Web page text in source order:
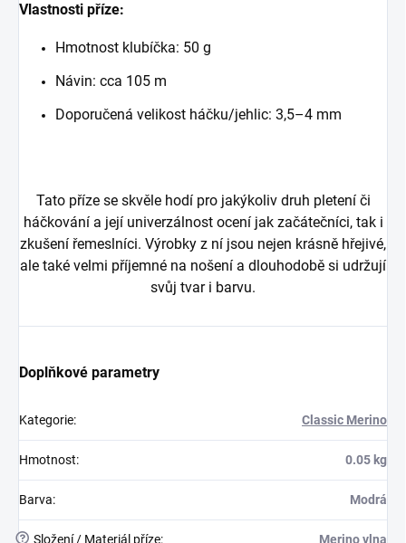
Vlastnosti příze:
Hmotnost klubíčka: 50 g
Návin: cca 105 m
Doporučená velikost háčku/jehlic: 3,5–4 mm
Tato příze se skvěle hodí pro jakýkoliv druh pletení či
háčkování a její univerzálnost ocení jak začátečníci, tak i
zkušení řemeslníci. Výrobky z ní jsou nejen krásně hřejivé,
ale také velmi příjemné na nošení a dlouhodobě si udržují
svůj tvar i barvu.
Doplňkové parametry
Kategorie: Classic Merino
Hmotnost: 0.05 kg
Barva: Modrá
? Složení / Materiál příze: Merino vlna